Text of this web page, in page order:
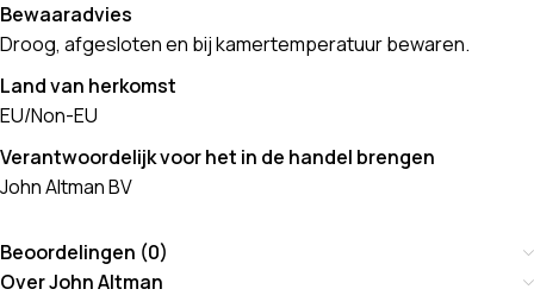
Bewaaradvies
Droog, afgesloten en bij kamertemperatuur bewaren.
Land van herkomst
EU/Non-EU
Verantwoordelijk voor het in de handel brengen
John Altman BV
Beoordelingen (0)
Over John Altman